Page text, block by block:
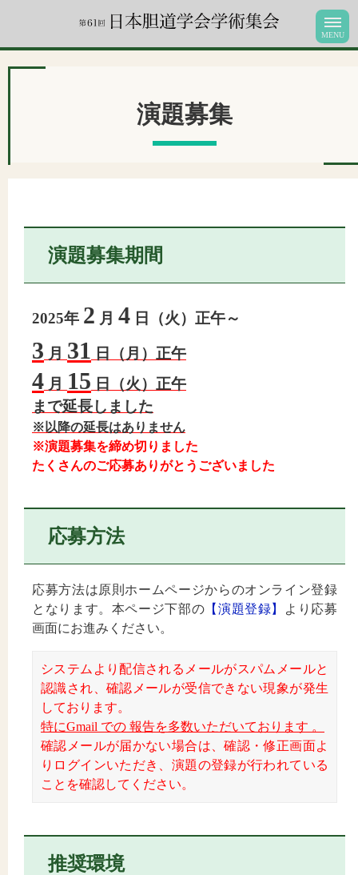
演題募集
演題募集期間
2025年 2 月 4 日（火）正午～
3 月 31 日（月）正午
4 月 15 日（火）正午
まで延長しました
※以降の延長はありません
※演題募集を締め切りました
たくさんのご応募ありがとうございました
応募方法
応募方法は原則ホームページからのオンライン登録
となります。本ページ下部の 【演題登録】
より応募
画面にお進みください。
システムより配信されるメールがスパムメールと
認識され、確認メールが受信できない現象が発生
しております。
特にGmail での 報告を多数いただいております 。
確認メールが届かない場合は、確認・修正画面よ
りログインいただき、演題の登録が行われている
ことを確認してください。
推奨環境